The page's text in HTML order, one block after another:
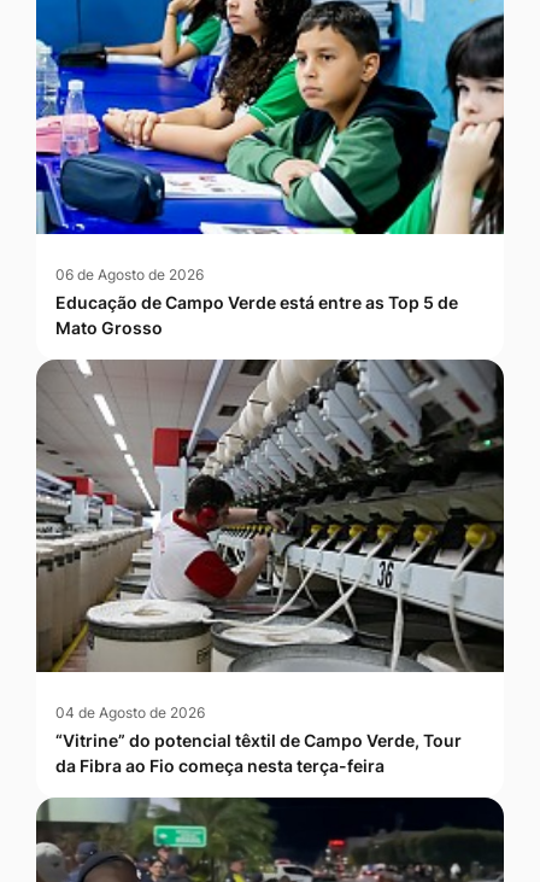
06 de Agosto de 2026
Educação de Campo Verde está entre as Top 5 de
Mato Grosso
04 de Agosto de 2026
“Vitrine” do potencial têxtil de Campo Verde, Tour
da Fibra ao Fio começa nesta terça-feira